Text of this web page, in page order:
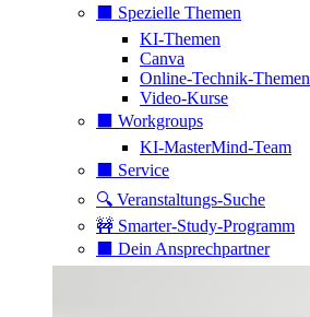
⬛️ Spezielle Themen
KI-Themen
Canva
Online-Technik-Themen
Video-Kurse
⬛️ Workgroups
KI-MasterMind-Team
⬛️ Service
🔍 Veranstaltungs-Suche
🚧 Smarter-Study-Programm
⬛️ Dein Ansprechpartner